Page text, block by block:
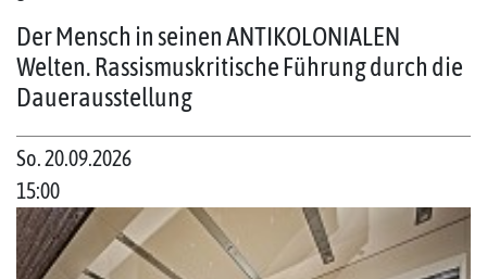
Der Mensch in seinen ANTIKOLONIALEN
Welten. Rassismuskritische Führung durch die
Dauerausstellung
So. 20.09.2026
15:00